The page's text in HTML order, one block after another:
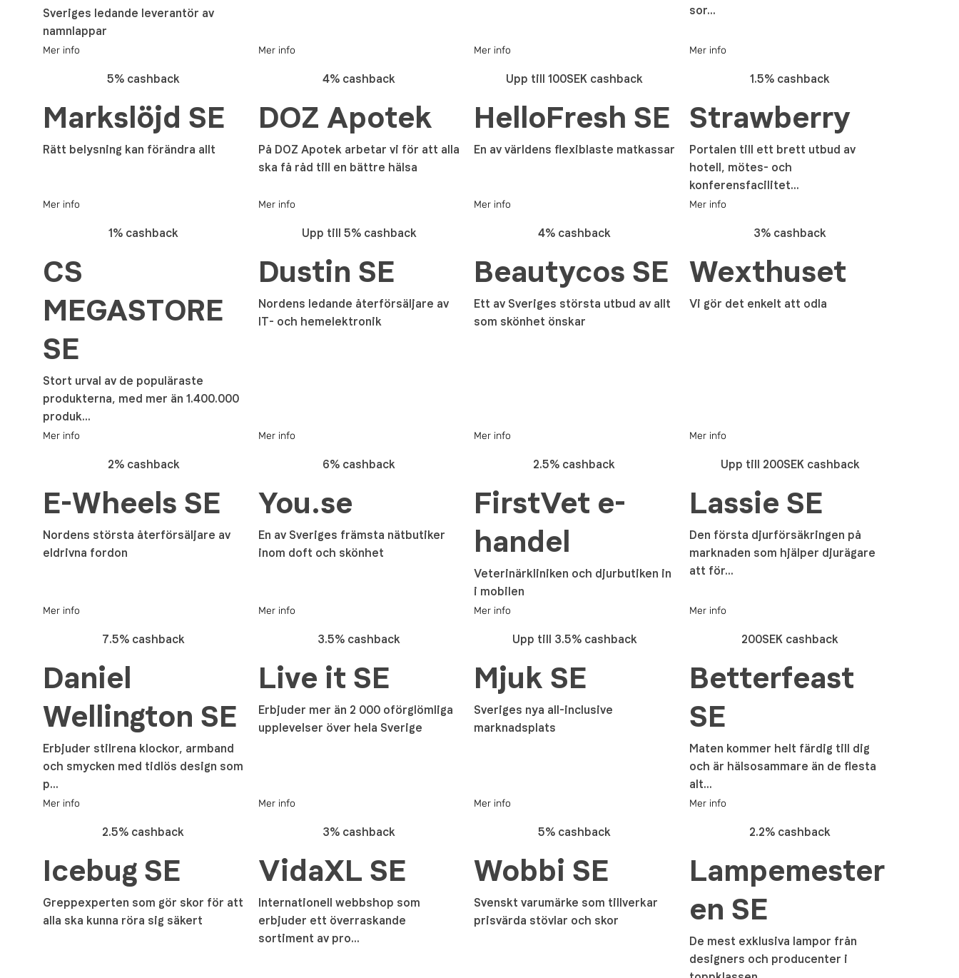
Sveriges ledande leverantör av
namnlappar
Mer info Mer info Mer info
sor...
Mer info
5% cashback
Markslöjd SE
Rätt belysning kan förändra allt
Mer info
4% cashback
DOZ Apotek
På DOZ Apotek arbetar vi för att alla
ska få råd till en bättre hälsa
Mer info
Upp till 100SEK cashback
HelloFresh SE
En av världens flexiblaste matkassar
Mer info
1.5% cashback
Strawberry
Portalen till ett brett utbud av
hotell, mötes- och
konferensfacilitet...
Mer info
1% cashback
CS
MEGASTORE
SE
Stort urval av de populäraste
produkterna, med mer än 1.400.000
produk...
Mer info
Upp till 5% cashback
Dustin SE
Nordens ledande återförsäljare av
IT- och hemelektronik
Mer info
4% cashback
Beautycos SE
Ett av Sveriges största utbud av allt
som skönhet önskar
Mer info
3% cashback
Wexthuset
Vi gör det enkelt att odla
Mer info
2% cashback
E-Wheels SE
Nordens största återförsäljare av
eldrivna fordon
Mer info
6% cashback
You.se
En av Sveriges främsta nätbutiker
inom doft och skönhet
Mer info
2.5% cashback
FirstVet e-
handel
Veterinärkliniken och djurbutiken in
i mobilen
Mer info
Upp till 200SEK cashback
Lassie SE
Den första djurförsäkringen på
marknaden som hjälper djurägare
att för...
Mer info
7.5% cashback
Daniel
Wellington SE
Erbjuder stilrena klockor, armband
och smycken med tidlös design som
p...
Mer info
3.5% cashback
Live it SE
Erbjuder mer än 2 000 oförglömliga
upplevelser över hela Sverige
Mer info
Upp till 3.5% cashback
Mjuk SE
Sveriges nya all-inclusive
marknadsplats
Mer info
200SEK cashback
Betterfeast
SE
Maten kommer helt färdig till dig
och är hälsosammare än de flesta
alt...
Mer info
2.5% cashback
Icebug SE
Greppexperten som gör skor för att
alla ska kunna röra sig säkert
3% cashback
VidaXL SE
Internationell webbshop som
erbjuder ett överraskande
sortiment av pro...
5% cashback
Wobbi SE
Svenskt varumärke som tillverkar
prisvärda stövlar och skor
2.2% cashback
Lampemester
en SE
De mest exklusiva lampor från
designers och producenter i